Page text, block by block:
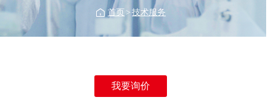
首页 > 技术服务
我要询价